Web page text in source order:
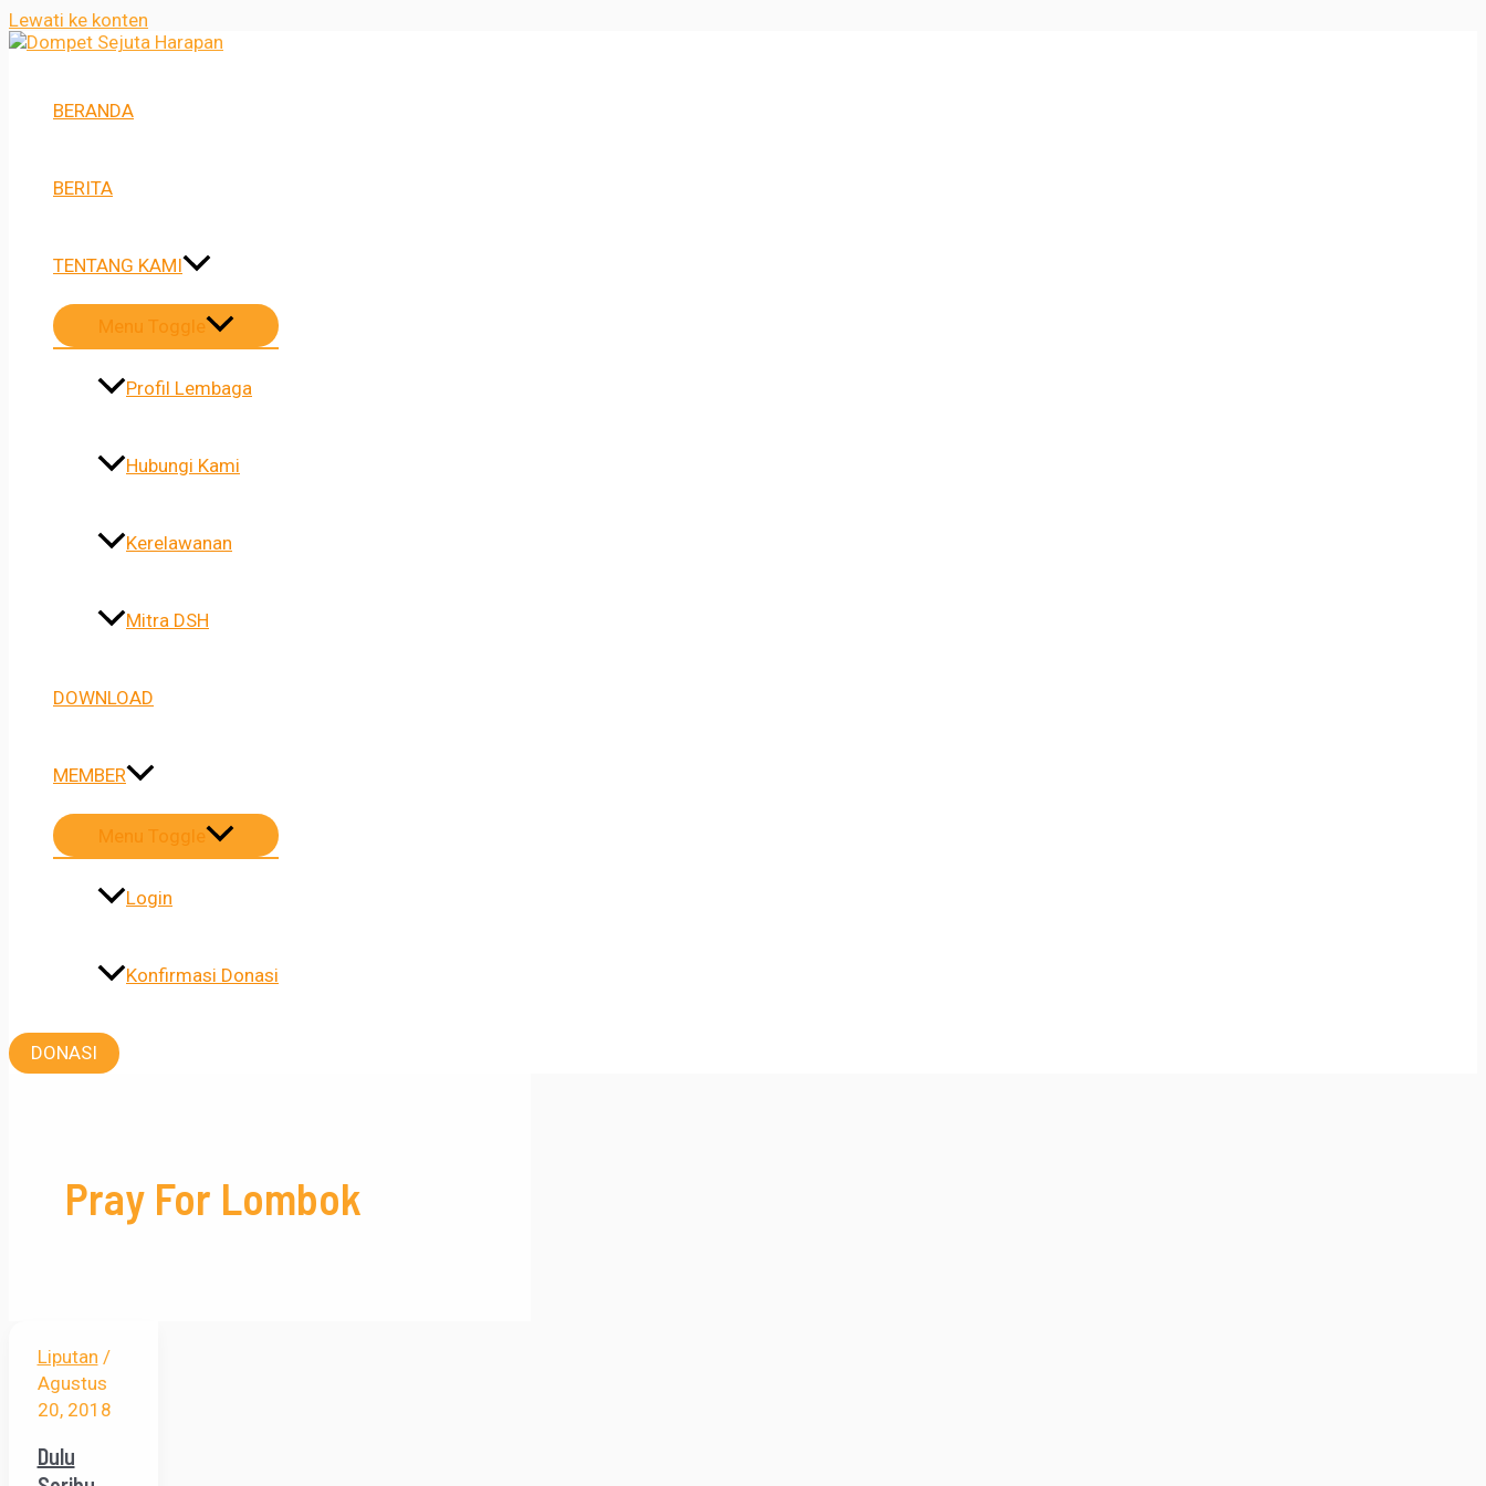
Lewati ke konten
BERANDA
BERITA
TENTANG KAMI
Menu Toggle
Profil Lembaga
Hubungi Kami
Kerelawanan
Mitra DSH
DOWNLOAD
MEMBER
Menu Toggle
Login
Konfirmasi Donasi
DONASI
Pray For Lombok
Liputan /
Agustus
20, 2018
Dulu